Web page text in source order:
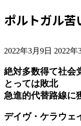
ポルトガル
2022年3月9日 終
新
日
時
2022年
絶対多数得て社会
とっては敗北
急進的代替路線に
デイヴ・ケラウェ